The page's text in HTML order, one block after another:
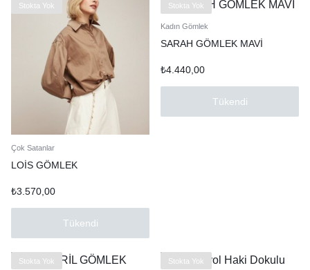
Stokta Yok
Çok Satanlar
LOİS GÖMLEK
₺3.570,00
Tükendi
Stokta Yok
Kadın Gömlek
SARAH GÖMLEK MAVİ
₺4.440,00
Tükendi
Stokta Yok Stokta Yok